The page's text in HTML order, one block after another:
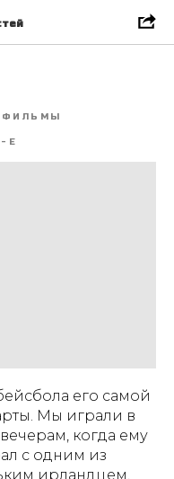
ФИЛЬМЫ
Е
его самой
Мы играли в
когда ему
с одним из
ирландцем,